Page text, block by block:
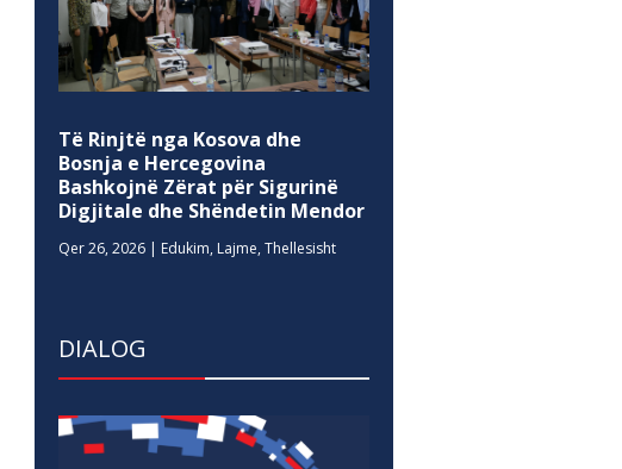
Të Rinjtë nga Kosova dhe
Bosnja e Hercegovina
Bashkojnë Zërat për Sigurinë
Digjitale dhe Shëndetin Mendor
Qer 26, 2026 | Edukim, Lajme,Thellesisht
DIALOG